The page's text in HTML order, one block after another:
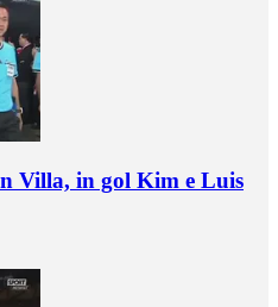
Villa, in gol Kim e Luis